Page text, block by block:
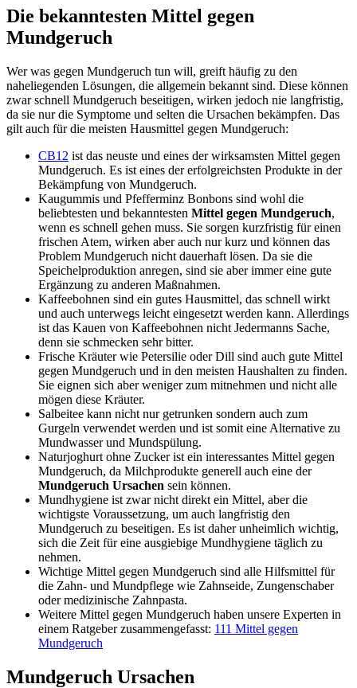
Die bekanntesten Mittel gegen
Mundgeruch
Wer was gegen Mundgeruch tun will, greift häufig zu den
naheliegenden Lösungen, die allgemein bekannt sind. Diese können
zwar schnell Mundgeruch beseitigen, wirken jedoch nie langfristig,
da sie nur die Symptome und selten die Ursachen bekämpfen. Das
gilt auch für die meisten Hausmittel gegen Mundgeruch:
CB12 ist das neuste und eines der wirksamsten Mittel gegen
Mundgeruch. Es ist eines der erfolgreichsten Produkte in der
Bekämpfung von Mundgeruch.
Kaugummis und Pfefferminz Bonbons sind wohl die
beliebtesten und bekanntesten Mittel gegen Mundgeruch,
wenn es schnell gehen muss. Sie sorgen kurzfristig für einen
frischen Atem, wirken aber auch nur kurz und können das
Problem Mundgeruch nicht dauerhaft lösen. Da sie die
Speichelproduktion anregen, sind sie aber immer eine gute
Ergänzung zu anderen Maßnahmen.
Kaffeebohnen sind ein gutes Hausmittel, das schnell wirkt
und auch unterwegs leicht eingesetzt werden kann. Allerdings
ist das Kauen von Kaffeebohnen nicht Jedermanns Sache,
denn sie schmecken sehr bitter.
Frische Kräuter wie Petersilie oder Dill sind auch gute Mittel
gegen Mundgeruch und in den meisten Haushalten zu finden.
Sie eignen sich aber weniger zum mitnehmen und nicht alle
mögen diese Kräuter.
Salbeitee kann nicht nur getrunken sondern auch zum
Gurgeln verwendet werden und ist somit eine Alternative zu
Mundwasser und Mundspülung.
Naturjoghurt ohne Zucker ist ein interessantes Mittel gegen
Mundgeruch, da Milchprodukte generell auch eine der
Mundgeruch Ursachen sein können.
Mundhygiene ist zwar nicht direkt ein Mittel, aber die
wichtigste Voraussetzung, um auch langfristig den
Mundgeruch zu beseitigen. Es ist daher unheimlich wichtig,
sich die Zeit für eine ausgiebige Mundhygiene täglich zu
nehmen.
Wichtige Mittel gegen Mundgeruch sind alle Hilfsmittel für
die Zahn- und Mundpflege wie Zahnseide, Zungenschaber
oder medizinische Zahnpasta.
Weitere Mittel gegen Mundgeruch haben unsere Experten in
einem Ratgeber zusammengefasst: 111 Mittel gegen
Mundgeruch
Mundgeruch Ursachen